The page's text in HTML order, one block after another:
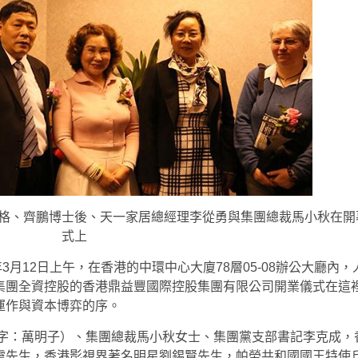
、齊鵬博士後、天一家居總經理李從勇與集團總裁馬小秋在開
式上
月12日上午，在香港的中環中心大廈78層05-08辦公大廳內，
全資控股的香港鼎益豐國際控股集團有限公司開業儀式在這
與資本博弈的序。
：萬明子）、集團總裁馬小秋女士、集團黨支部書記李克成，